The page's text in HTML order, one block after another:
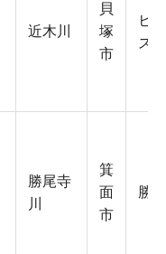
近木川
貝
塚
市
ヒ
ス
勝尾寺
川
箕
面
市
勝